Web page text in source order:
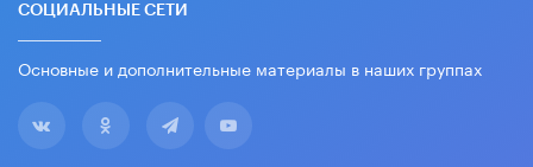
СОЦИАЛЬНЫЕ СЕТИ
Основные и дополнительные материалы в наших группах